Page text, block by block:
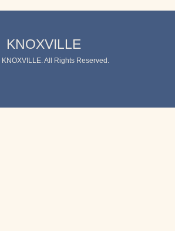
KNOXVILLE
KNOXVILLE. All Rights Reserved.